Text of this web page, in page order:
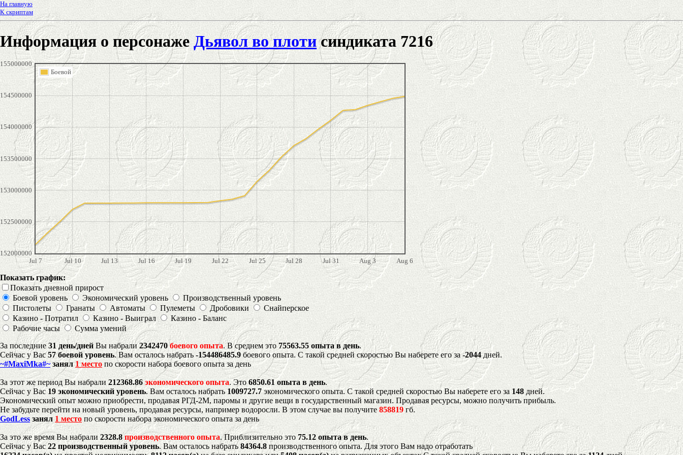
На главную
К скриптам
Информация о персонаже Дьявол во плотисиндиката 7216
Jul 7 Jul 10 Jul 13 Jul 16 Jul 19 Jul 22 Jul 25 Jul 28 Jul 31 Aug 3 Aug 6
152000000
152500000
153000000
153500000
154000000
154500000
155000000
Боевой
Показать график:
Показать дневной прирост
Боевой уровень
Экономический уровень
Производственный уровень
Пистолеты
Гранаты Автоматы Пулеметы Дробовики
Снайперское
Казино - Потратил
Казино - Выиграл
Казино - Баланс
Рабочие часы
Сумма умений
За последние31 день/дней Вы набрали2342470боевого опыта. В среднем это75563.55 опыта в день.
Сейчас у Вас57 боевой уровень. Вам осталось набрать-154486485.9 боевого опыта. С такой средней скоростью Вы наберете его за-2044дней.
~#MaxiMka#~занял 1 место по скорости набора боевого опыта за день
За этот же период Вы набрали 212368.86экономического опыта. Это6850.61 опыта в день.
Сейчас у Вас19 экономический уровень. Вам осталось набрать 1009727.7экономического опыта. С такой средней скоростью Вы наберете его за 148 дней.
Экономический опыт можно приобрести, продавая РГД-2М, паромы и другие вещи в государственный магазин. Продавая ресурсы, можно получить прибыль.
Не забудьте перейти на новый уровень, продавая ресурсы, например водоросли. В этом случае вы получите 858819 гб.
GodLess занял 1 место по скорости набора экономического опыта за день
За это же время Вы набрали 2328.8производственного опыта. Приблизительно это 75.12 опыта в день.
Сейчас у Вас22 производственный уровень. Вам осталось набрать84364.8 производственного опыта. Для этого Вам надо отработать